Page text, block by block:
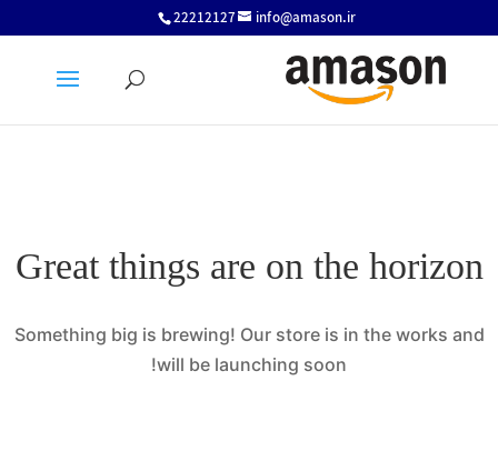
22212127 info@amason.ir
Great things are on the horizon
Something big is brewing! Our store is in the works and
will be launching soon!